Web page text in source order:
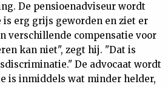
De pensioenadviseur wordt
is erg grijs geworden en ziet er
verschillende compensatie voor
kan niet", zegt hij. "Dat is
De advocaat wordt
is inmiddels wat minder helder,